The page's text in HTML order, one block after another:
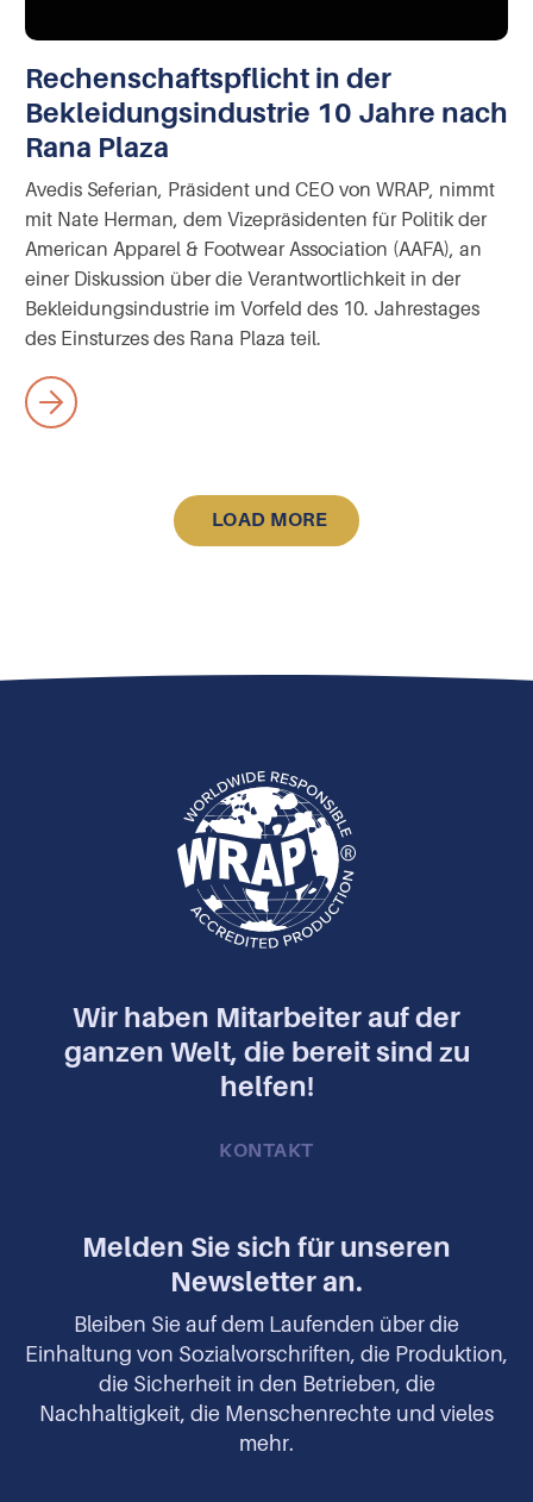
Rechenschaftspflicht in der
Bekleidungsindustrie 10 Jahre nach
Rana Plaza
Avedis Seferian, Präsident und CEO von WRAP, nimmt
mit Nate Herman, dem Vizepräsidenten für Politik der
American Apparel & Footwear Association (AAFA), an
einer Diskussion über die Verantwortlichkeit in der
Bekleidungsindustrie im Vorfeld des 10. Jahrestages
des Einsturzes des Rana Plaza teil.
LOAD MORE
Wir haben Mitarbeiter auf der
ganzen Welt, die bereit sind zu
helfen!
KONTAKT
Melden Sie sich für unseren
Newsletter an.
Bleiben Sie auf dem Laufenden über die
Einhaltung von Sozialvorschriften, die Produktion,
die Sicherheit in den Betrieben, die
Nachhaltigkeit, die Menschenrechte und vieles
mehr.